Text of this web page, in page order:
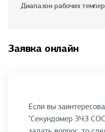
Диапазон рабочих
Заявка онлайн
Если вы
"Секундомер ЗЧЗ